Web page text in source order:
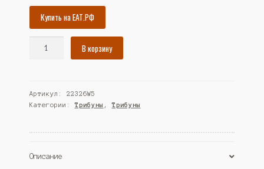
Купить на ЕАТ.РФ
№119,
Дуб
(Westcom)
В корзину
Артикул: 22326W5
Категории:Трибуны ,Трибуны
Описание